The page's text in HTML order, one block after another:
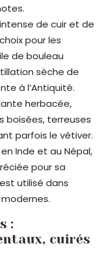
de cuir et de
pour les
de bouleau
sèche de
à l’Antiquité.
herbacée,
boisées, terreuses
parfois le vétiver.
Inde et au Népal,
pour sa
utilisé dans
:
cuirés